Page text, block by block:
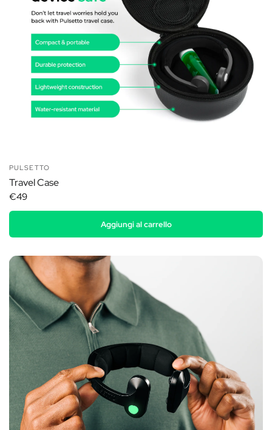
PULSETTO
Travel Case
€49
Aggiungi al carrello